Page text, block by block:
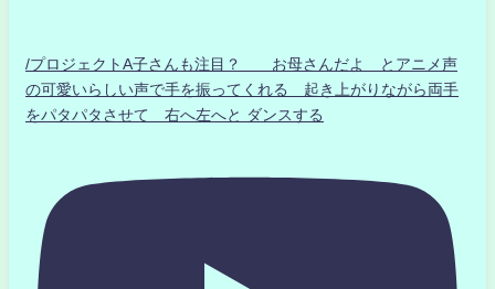
/プロジェクトA子さんも注目？ お母さんだよ とアニメ声
の可愛いらしい声で手を振ってくれる 起き上がりながら両手
をパタパタさせて 右へ左へと ダンスする